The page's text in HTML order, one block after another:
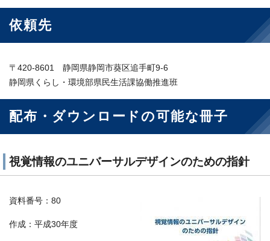
依頼先
〒420-8601 静岡県静岡市葵区追手町9-6
静岡県くらし・環境部県民生活課協働推進班
配布・ダウンロードの可能な冊子
視覚情報のユニバーサルデザインのための指針
資料番号：80
作成：平成30年度